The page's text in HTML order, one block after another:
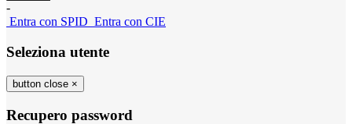
-
Entra con SPID Entra con CIE
Seleziona utente
button close ×
Recupero password